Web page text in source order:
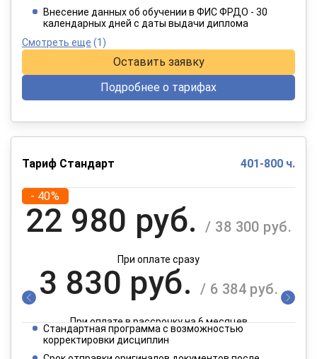
При оплате в рассрочку на 12 месяцев
Внесение данных об обучении в ФИС ФРДО - 30
календарных дней с даты выдачи диплома
Смотреть еще (1)
Оставить заявку
Подробнее о тарифах
Тариф Стандарт 401-800 ч.
- 40%
22 980 руб. / 38 300 руб.
При оплате сразу
3 830 руб. / 6 384 руб.
При оплате в рассрочку на 6 месяцев
1 915 руб.
Стандартная программа с возможностью
корректировки дисциплин